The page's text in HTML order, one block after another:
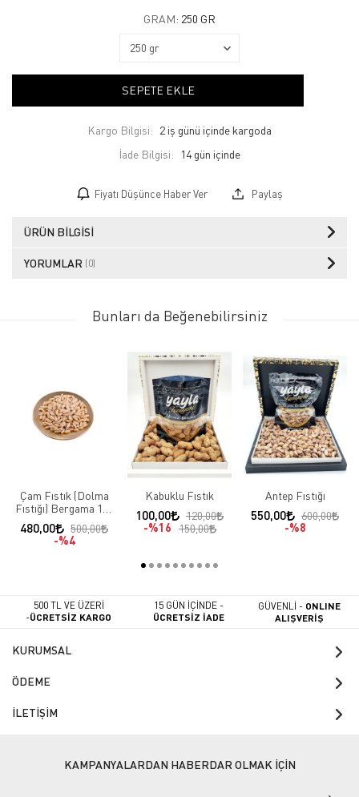
GRAM: 250 GR
SEPETE EKLE
Kargo Bilgisi: 2 iş günü içinde kargoda
İade Bilgisi:
Fiyatı Düşünce Haber Ver Paylaş
ÜRÜN BILGISI
YORUMLAR (0)
Bunları da Beğenebilirsiniz
Çam Fıstık (Dolma
Fıstığı) Bergama 100
gr
480,00
500,00
%4
Kabuklu Fıstık
100,00
120,00
%16 150,00
Antep Fıstığı
550,00
600,00
%8
500 TL VE ÜZERİ
-ÜCRETSİZ KARGO
15 GÜN İÇİNDE -
ÜCRETSİZ İADE
GÜVENLİ - ONLINE
ALIŞVERİŞ
KURUMSAL
ÖDEME
İLETİŞİM
KAMPANYALARDAN HABERDAR OLMAK İÇİN